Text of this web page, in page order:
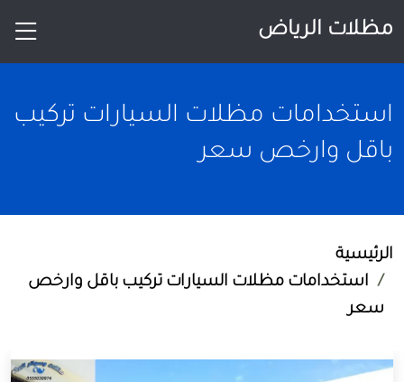
مظلات الرياض
استخدامات مظلات السيارات تركيب
باقل وارخص سعر
الرئيسية
استخدامات مظلات السيارات تركيب باقل وارخص
سعر